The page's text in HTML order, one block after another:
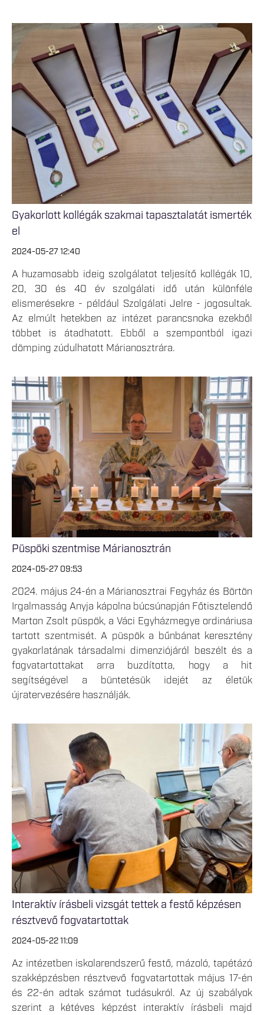
Gyakorlott kollégák szakmai tapasztalatát ismerték
el
2024-05-27 12:40
A huzamosabb ideig szolgálatot teljesítő kollégák 10,
20, 30 és 40 év szolgálati idő után különféle
elismerésekre - például Szolgálati Jelre - jogosultak.
Az elmúlt hetekben az intézet parancsnoka ezekből
többet is átadhatott. Ebből a szempontból igazi
dömping zúdulhatott Márianosztrára.
Püspöki szentmise Márianosztrán
2024-05-27 09:53
2024. május 24-én a Márianosztrai Fegyház és Börtön
Irgalmasság Anyja kápolna búcsúnapján Főtisztelendő
Marton Zsolt püspök, a Váci Egyházmegye ordináriusa
tartott szentmisét. A püspök a bűnbánat keresztény
gyakorlatának társadalmi dimenziójáról beszélt és a
fogvatartottakat arra buzdította, hogy a hit
segítségével a büntetésük idejét az életük
újratervezésére használják.
Interaktív írásbeli vizsgát tettek a festő képzésen
résztvevő fogvatartottak
2024-05-22 11:09
Az intézetben iskolarendszerű festő, mázoló, tapétázó
szakképzésben résztvevő fogvatartottak május 17-én
és 22-én adtak számot tudásukról. Az új szabályok
szerint a kétéves képzést interaktív írásbeli majd